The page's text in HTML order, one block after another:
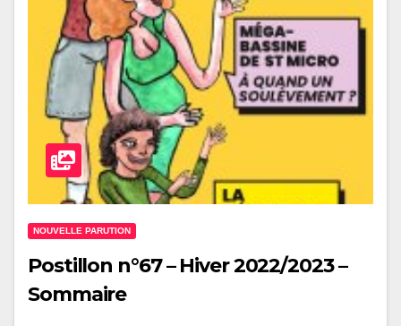
NOUVELLE PARUTION
Postillon n°67 – Hiver 2022/2023 –
Sommaire